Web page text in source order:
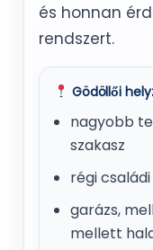
és honnan
rendszert.
Gödöllői
nagyobb
szakasz
régi
garázs,
mellett